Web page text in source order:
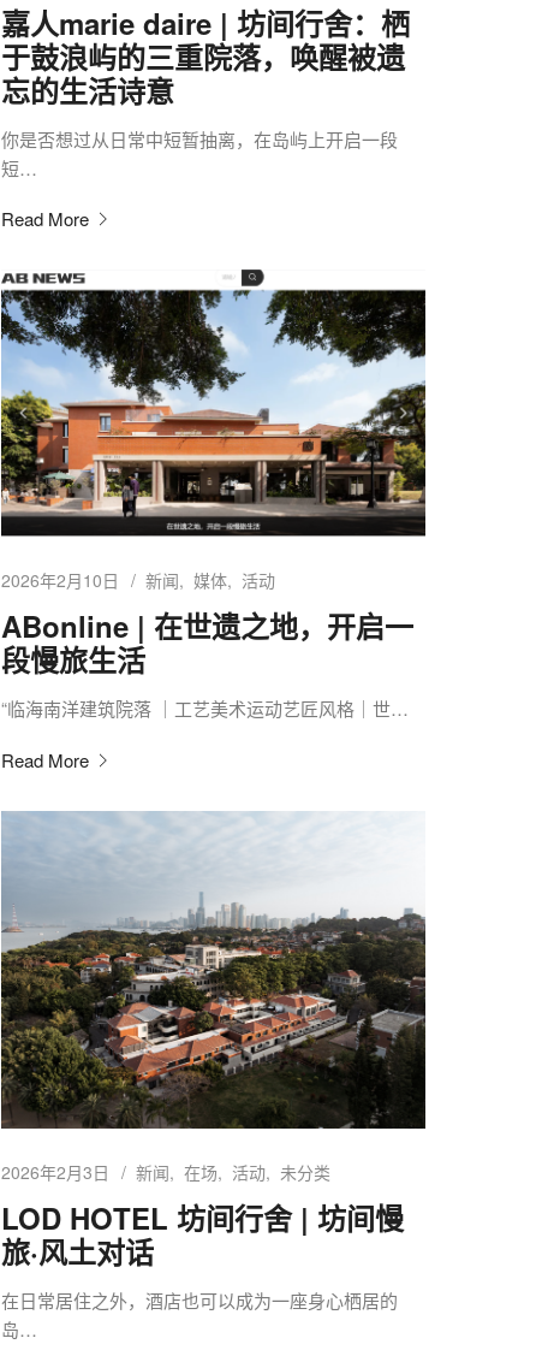
嘉人marie daire | 坊间行舍：栖
于鼓浪屿的三重院落，唤醒被遗
忘的生活诗意
你是否想过从日常中短暂抽离，在岛屿上开启一段
短…
Read More
2026年2月10日 新闻 媒体 活动
ABonline | 在世遗之地，开启一
段慢旅生活
“临海南洋建筑院落 ｜工艺美术运动艺匠风格｜世…
Read More
2026年2月3日 新闻 在场 活动 未分类
LOD HOTEL 坊间行舍 | 坊间慢
旅·风土对话
在日常居住之外，酒店也可以成为一座身心栖居的
岛…